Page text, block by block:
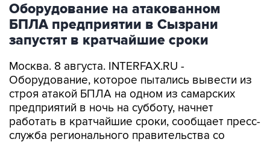
Оборудование на атакованном
БПЛА предприятии в Сызрани
запустят в кратчайшие сроки
Москва. 8 августа. INTERFAX.RU -
Оборудование, которое пытались вывести из
строя атакой БПЛА на одном из самарских
предприятий в ночь на субботу, начнет
работать в кратчайшие сроки, сообщает пресс-
служба регионального правительства со